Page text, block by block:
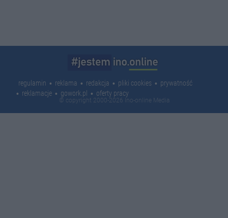
regulamin reklama redakcja pliki cookies
prywatność
reklamacje
gowork.pl oferty pracy
© copyright 2000-2026 Ino-online Media